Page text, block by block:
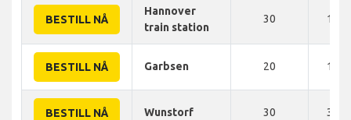
BESTILL NÅ
Hannover
train station
30 15
BESTILL NÅ Garbsen 20 17
BESTILL NÅ Wunstorf 30 30